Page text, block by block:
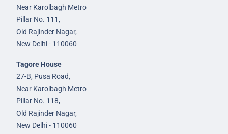
Near Karolbagh Metro
Pillar No. 111,
Old Rajinder Nagar,
New Delhi - 110060
Tagore House
27-B, Pusa Road,
Near Karolbagh Metro
Pillar No. 118,
Old Rajinder Nagar,
New Delhi - 110060